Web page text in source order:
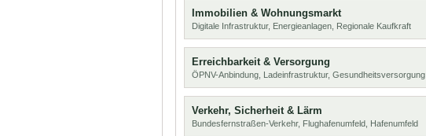
Immobilien & Wohnungsmarkt
Digitale Infrastruktur, Energieanlagen, Regionale Kaufkraft
Erreichbarkeit & Versorgung
ÖPNV-Anbindung, Ladeinfrastruktur, Gesundheitsversorgung
Verkehr, Sicherheit & Lärm
Bundesfernstraßen-Verkehr, Flughafenumfeld, Hafenumfeld